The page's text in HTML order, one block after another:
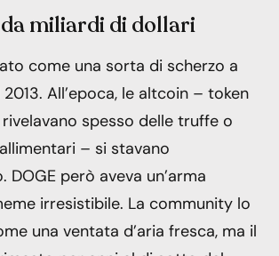
miliardi di dollari
come una sorta di scherzo a
All’epoca, le altcoin – token
spesso delle truffe o
– si stavano
DOGE però aveva un’arma
irresistibile. La community lo
una ventata d’aria fresca, ma il